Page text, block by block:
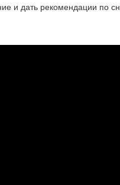
и дать рекомендации по